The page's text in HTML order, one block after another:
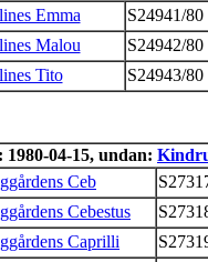
Emma
S24941/80
Malou
S24942/80
Tito
S24943/80
1980-04-15, undan:
Ceb
Cebestus
Caprilli